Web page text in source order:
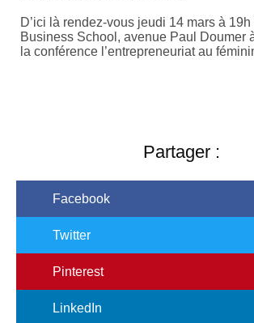
D’ici là rendez-vous jeudi 14 mars à
Business School, avenue Paul Doumer
la conférence l’entrepreneuriat au
Partager :
Facebook
Twitter
Pinterest
LinkedIn